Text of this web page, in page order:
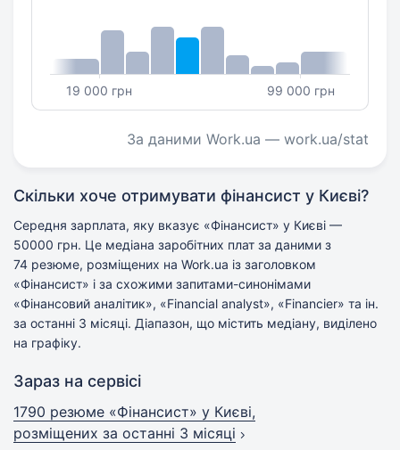
19 000 грн 99 000 грн
За даними Work.ua — work.ua/stat
Скільки хоче отримувати фінансист у Києві?
Середня зарплата, яку вказує «Фінансист» у Києві —
50000 грн. Це медіана заробітних плат за даними з
74 резюме, розміщених на Work.ua із заголовком
«Фінансист» і за схожими запитами-синонімами
«Фінансовий аналітик», «Financial analyst», «Financier» та ін.
за останні 3 місяці. Діапазон, що містить медіану, виділено
на графіку.
Зараз на сервісі
1790 резюме «Фінансист» у Києві,
розміщених за останні 3 місяці